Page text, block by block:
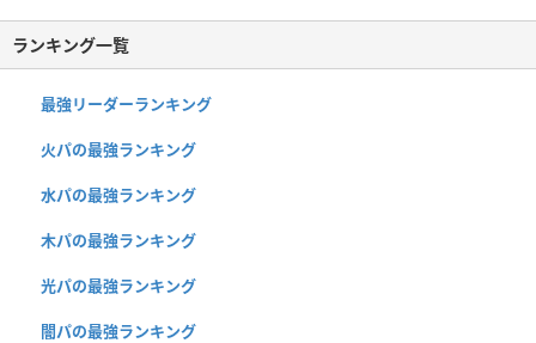
ランキング一覧
最強リーダーランキング
火パの最強ランキング
水パの最強ランキング
木パの最強ランキング
光パの最強ランキング
闇パの最強ランキング